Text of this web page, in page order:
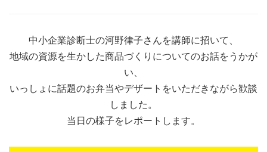
中小企業診断士の河野律子さんを講師に招いて、
地域の資源を生かした商品づくりについてのお話をうかが
い、
いっしょに話題のお弁当やデザートをいただきながら歓談
しました。
当日の様子をレポートします。